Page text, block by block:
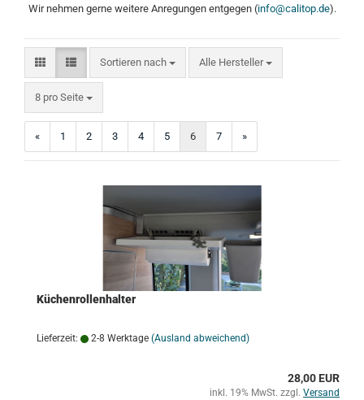
Wir nehmen gerne weitere Anregungen entgegen (info@calitop.de).
Sortieren nach
Sortieren nach Alle Hersteller
8 pro Seite
pro Seite
« 1 2 3 4 5 6 7 »
Küchenrollenhalter
Lieferzeit: 2-8 Werktage (Ausland abweichend)
28,00 EUR
inkl. 19% MwSt. zzgl. Versand